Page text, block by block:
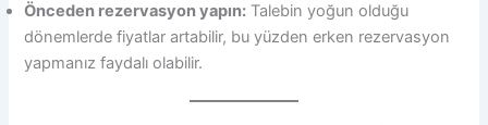
Önceden rezervasyon yapın: Talebin yoğun olduğu
dönemlerde fiyatlar artabilir, bu yüzden erken rezervasyon
yapmanız faydalı olabilir.